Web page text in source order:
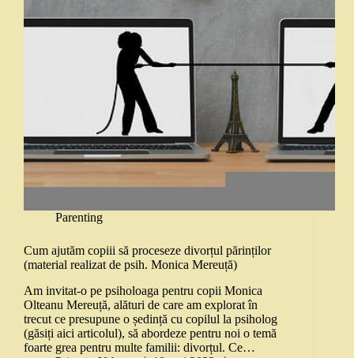
Parenting
Cum ajutăm copiii să proceseze divorțul părinților
(material realizat de psih. Monica Mereuță)
Am invitat-o pe psiholoaga pentru copii Monica
Olteanu Mereuță, alături de care am explorat în
trecut ce presupune o ședință cu copilul la psiholog
(găsiți aici articolul), să abordeze pentru noi o temă
foarte grea pentru multe familii: divorțul. Ce…